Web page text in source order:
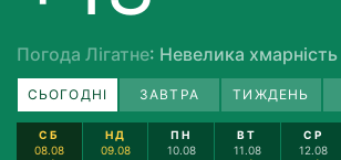
Погода Лігатне: Невелика хмарність
СЬОГОДНІ ЗАВТРА ТИЖДЕНЬ
СБ
08.08
НД
09.08
ПН
10.08
ВТ
11.08
СР
12.08